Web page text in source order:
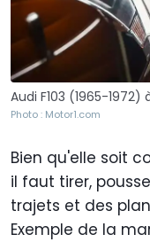
Audi F103 (1965-1972)
Photo : Motor1.com
Bien qu'elle soit
il faut tirer,
trajets et des
Exemple de la